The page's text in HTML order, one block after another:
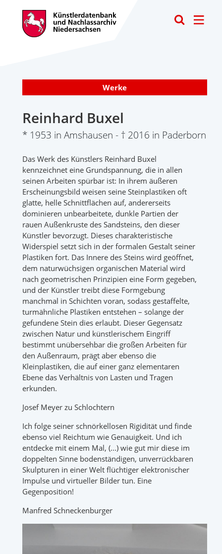
Werke
Reinhard Buxel
* 1953 in Amshausen - † 2016 in Paderborn
Das Werk des Künstlers Reinhard Buxel
kennzeichnet eine Grundspannung, die in allen
seinen Arbeiten spürbar ist: In ihrem äußeren
Erscheinungsbild weisen seine Steinplastiken oft
glatte, helle Schnittflächen auf, andererseits
dominieren unbearbeitete, dunkle Partien der
rauen Außenkruste des Sandsteins, den dieser
Künstler bevorzugt. Dieses charakteristische
Widerspiel setzt sich in der formalen Gestalt seiner
Plastiken fort. Das Innere des Steins wird geöffnet,
dem naturwüchsigen organischen Material wird
nach geometrischen Prinzipien eine Form gegeben,
und der Künstler treibt diese Formgebung
manchmal in Schichten voran, sodass gestaffelte,
turmähnliche Plastiken entstehen – solange der
gefundene Stein dies erlaubt. Dieser Gegensatz
zwischen Natur und künstlerischem Eingriff
bestimmt unübersehbar die großen Arbeiten für
den Außenraum, prägt aber ebenso die
Kleinplastiken, die auf einer ganz elementaren
Ebene das Verhältnis von Lasten und Tragen
erkunden.
Josef Meyer zu Schlochtern
Ich folge seiner schnörkellosen Rigidität und finde
ebenso viel Reichtum wie Genauigkeit. Und ich
entdecke mit einem Mal, (...) wie gut mir diese im
doppelten Sinne bodenständigen, unverrückbaren
Skulpturen in einer Welt flüchtiger elektronischer
Impulse und virtueller Bilder tun. Eine
Gegenposition!
Manfred Schneckenburger